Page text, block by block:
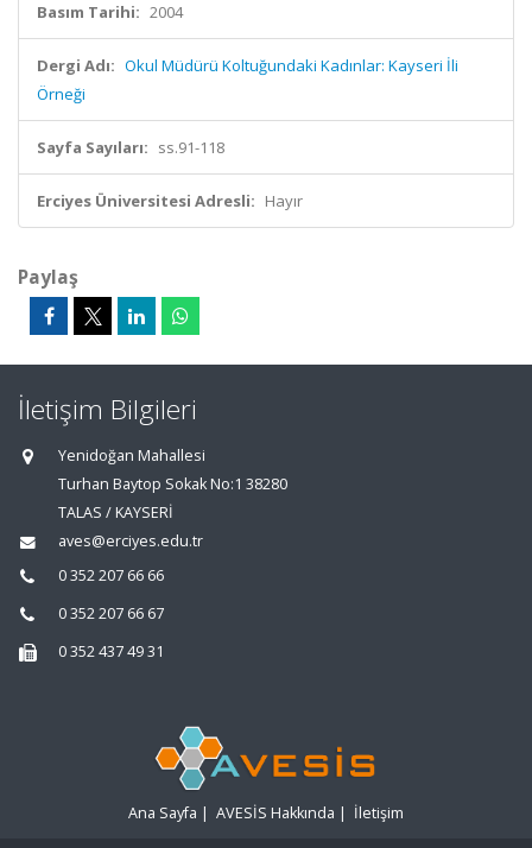
Basım Tarihi: 2004
Dergi Adı: Okul Müdürü Koltuğundaki Kadınlar: Kayseri İli
Örneği
Sayfa Sayıları: ss.91-118
Erciyes Üniversitesi Adresli: Hayır
Paylaş
İletişim Bilgileri
Yenidoğan Mahallesi
Turhan Baytop Sokak No:1 38280
TALAS / KAYSERİ
aves@erciyes.edu.tr
0 352 207 66 66
0 352 207 66 67
0 352 437 49 31
Ana Sayfa | AVESİS Hakkında | İletişim